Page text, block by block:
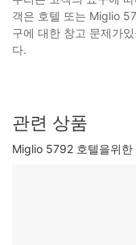
객은 호텔 또는 Miglio
구에 대한 창고 문제가
다.
관련 상품
Miglio 5792 호텔을위한